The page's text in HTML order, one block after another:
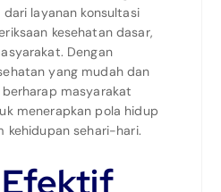
dari layanan konsultasi
kesehatan dasar,
Dengan
yang mudah dan
masyarakat
menerapkan pola hidup
kehidupan sehari-hari.